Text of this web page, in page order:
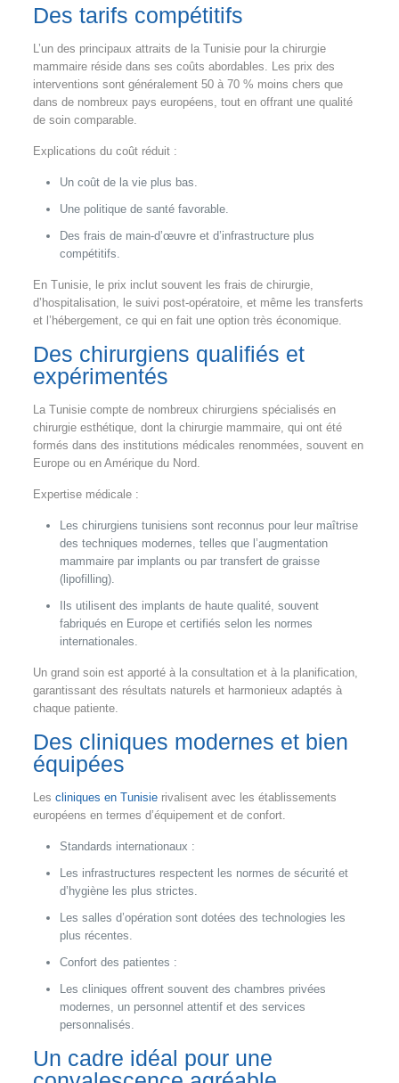
Des tarifs compétitifs
L’un des principaux attraits de la Tunisie pour la chirurgie
mammaire réside dans ses coûts abordables. Les prix des
interventions sont généralement 50 à 70 % moins chers que
dans de nombreux pays européens, tout en offrant une qualité
de soin comparable.
Explications du coût réduit :
Un coût de la vie plus bas.
Une politique de santé favorable.
Des frais de main-d’œuvre et d’infrastructure plus
compétitifs.
En Tunisie, le prix inclut souvent les frais de chirurgie,
d’hospitalisation, le suivi post-opératoire, et même les transferts
et l’hébergement, ce qui en fait une option très économique.
Des chirurgiens qualifiés et
expérimentés
La Tunisie compte de nombreux chirurgiens spécialisés en
chirurgie esthétique, dont la chirurgie mammaire, qui ont été
formés dans des institutions médicales renommées, souvent en
Europe ou en Amérique du Nord.
Expertise médicale :
Les chirurgiens tunisiens sont reconnus pour leur maîtrise
des techniques modernes, telles que l’augmentation
mammaire par implants ou par transfert de graisse
(lipofilling).
Ils utilisent des implants de haute qualité, souvent
fabriqués en Europe et certifiés selon les normes
internationales.
Un grand soin est apporté à la consultation et à la planification,
garantissant des résultats naturels et harmonieux adaptés à
chaque patiente.
Des cliniques modernes et bien
équipées
Les cliniques en Tunisierivalisent avec les établissements
européens en termes d’équipement et de confort.
Standards internationaux :
Les infrastructures respectent les normes de sécurité et
d’hygiène les plus strictes.
Les salles d’opération sont dotées des technologies les
plus récentes.
Confort des patientes :
Les cliniques offrent souvent des chambres privées
modernes, un personnel attentif et des services
personnalisés.
Un cadre idéal pour une